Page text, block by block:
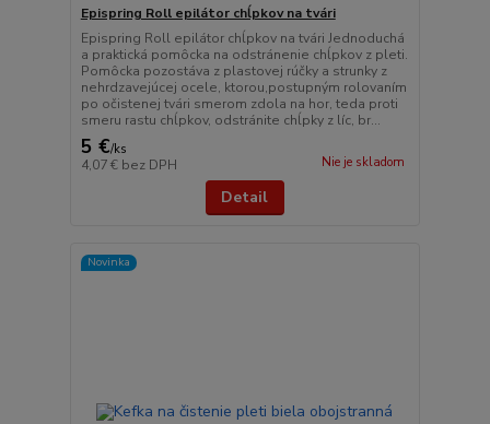
Epispring Roll epilátor chĺpkov na tvári
Epispring Roll epilátor chĺpkov na tvári Jednoduchá
a praktická pomôcka na odstránenie chĺpkov z pleti.
Pomôcka pozostáva z plastovej rúčky a strunky z
nehrdzavejúcej ocele, ktorou,postupným rolovaním
po očistenej tvári smerom zdola na hor, teda proti
smeru rastu chĺpkov, odstránite chĺpky z líc, br...
5 €/ks
4,07 € bez DPH Nie je skladom
Detail
Novinka